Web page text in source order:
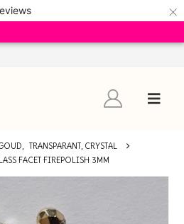
×
, TRANSPARANT, CRYSTAL
FACET FIREPOLISH 3MM